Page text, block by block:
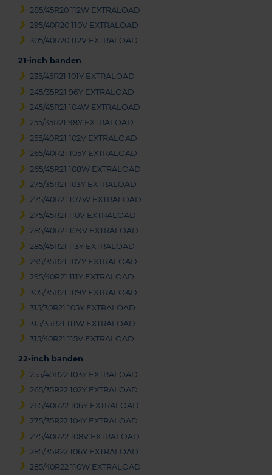
285/45R20 112W EXTRALOAD
295/40R20 110V EXTRALOAD
305/40R20 112V EXTRALOAD
21-inch banden
235/45R21 101Y EXTRALOAD
245/35R21 96Y EXTRALOAD
245/45R21 104W EXTRALOAD
255/35R21 98Y EXTRALOAD
255/40R21 102V EXTRALOAD
265/40R21 105Y EXTRALOAD
265/45R21 108W EXTRALOAD
275/35R21 103Y EXTRALOAD
275/40R21 107W EXTRALOAD
275/45R21 110V EXTRALOAD
285/40R21 109V EXTRALOAD
285/45R21 113Y EXTRALOAD
295/35R21 107Y EXTRALOAD
295/40R21 111Y EXTRALOAD
305/35R21 109Y EXTRALOAD
315/30R21 105Y EXTRALOAD
315/35R21 111W EXTRALOAD
315/40R21 115V EXTRALOAD
22-inch banden
255/40R22 103Y EXTRALOAD
265/35R22 102Y EXTRALOAD
265/40R22 106Y EXTRALOAD
275/35R22 104Y EXTRALOAD
275/40R22 108V EXTRALOAD
285/35R22 106Y EXTRALOAD
285/40R22 110W EXTRALOAD